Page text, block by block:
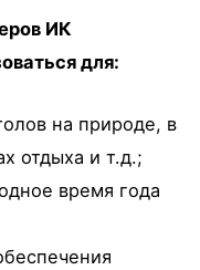
ИК
для:
на природе, в
отдыха и т.д.;
время года